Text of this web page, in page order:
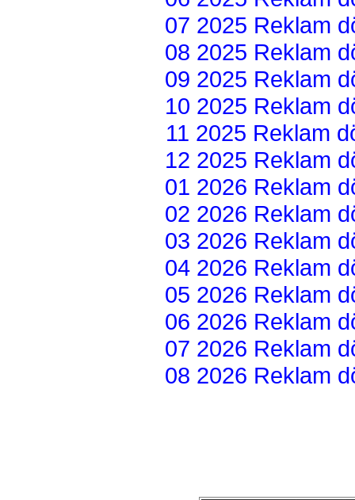
07 2025 Reklam
08 2025 Reklam
09 2025 Reklam
10 2025 Reklam
11 2025 Reklam
12 2025 Reklam
01 2026 Reklam
02 2026 Reklam
03 2026 Reklam
04 2026 Reklam
05 2026 Reklam
06 2026 Reklam
07 2026 Reklam
08 2026 Reklam